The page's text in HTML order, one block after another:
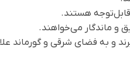
هستند.
ماندگار می‌خواهند.
و به فضای شرقی و گورماند